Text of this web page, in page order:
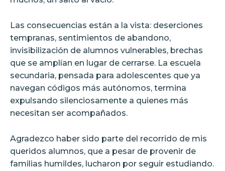
Las consecuencias están a la vista: deserciones
tempranas, sentimientos de abandono,
invisibilización de alumnos vulnerables, brechas
que se amplían en lugar de cerrarse. La escuela
secundaria, pensada para adolescentes que ya
navegan códigos más autónomos, termina
expulsando silenciosamente a quienes más
necesitan ser acompañados.
Agradezco haber sido parte del recorrido de mis
queridos alumnos, que a pesar de provenir de
familias humildes, lucharon por seguir estudiando.